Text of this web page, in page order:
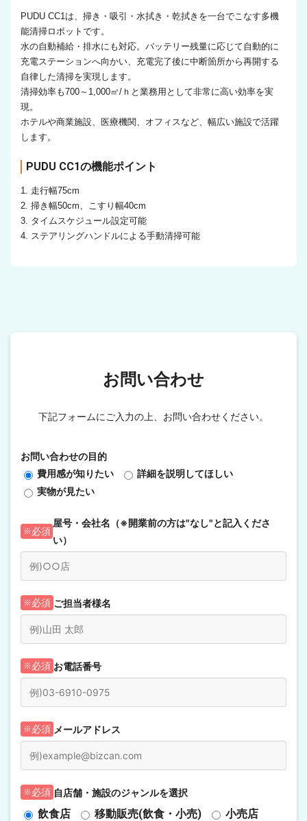
PUDU CC1は、掃き・吸引・水拭き・乾拭きを一台でこなす多機
能清掃ロボットです。
水の自動補給・排水にも対応。バッテリー残量に応じて自動的に
充電ステーションへ向かい、充電完了後に中断箇所から再開する
自律した清掃を実現します。
清掃効率も700～1,000㎡/ｈと業務用として非常に高い効率を実
現。
ホテルや商業施設、医療機関、オフィスなど、幅広い施設で活躍
します。
PUDU CC1の機能ポイント
1. 走行幅75cm
2. 掃き幅50cm、こすり幅40cm
3. タイムスケジュール設定可能
4. ステアリングハンドルによる手動清掃可能
お問い合わせ
下記フォームにご入力の上、お問い合わせください。
お問い合わせの目的
費用感が知りたい
詳細を説明してほしい
実物が見たい
必須
屋号・会社名（※開業前の方は"なし"と記入くださ
い）
必須 ご担当者様名
必須 お電話番号
必須 メールアドレス
必須 自店舗・施設のジャンルを選択
飲食店 移動販売(飲食・小売)
小売店